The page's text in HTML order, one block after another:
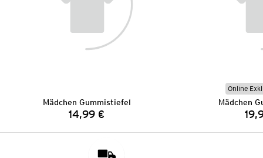
Mädchen Gummistiefel
Preis:
14,99 €
Online
Mädchen